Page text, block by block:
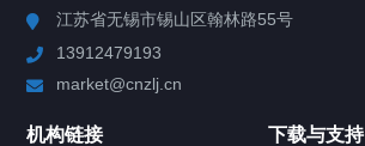
Chiller高精度制冷循环器
江苏省无锡市锡山区翰林路55号
13912479193
market@cnzlj.cn
机构链接 下载与支持